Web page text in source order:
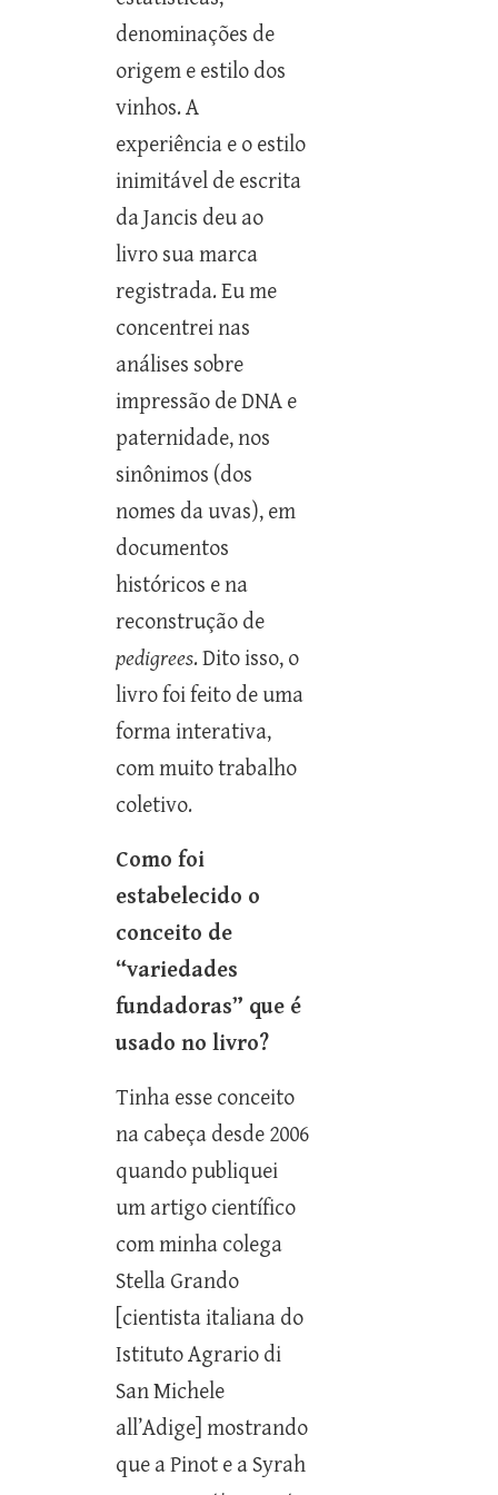
denominações de
origem e estilo dos
vinhos. A
experiência e o estilo
inimitável de escrita
da Jancis deu ao
livro sua marca
registrada. Eu me
concentrei nas
análises sobre
impressão de DNA e
paternidade, nos
sinônimos (dos
nomes da uvas), em
documentos
históricos e na
reconstrução de
pedigrees. Dito isso, o
livro foi feito de uma
forma interativa,
com muito trabalho
coletivo.
Como foi
estabelecido o
conceito de
“variedades
fundadoras” que é
usado no livro?
Tinha esse conceito
na cabeça desde 2006
quando publiquei
um artigo científico
com minha colega
Stella Grando
[cientista italiana do
Istituto Agrario di
San Michele
all’Adige] mostrando
que a Pinot e a Syrah